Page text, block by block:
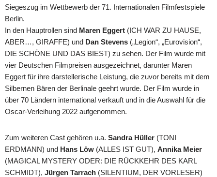
Siegeszug im Wettbewerb der 71. Internationalen Filmfestspiele
Berlin.
In den Hauptrollen sind Maren Eggert (ICH WAR ZU HAUSE,
ABER…, GIRAFFE) und Dan Stevens („Legion“, „Eurovision“,
DIE SCHÖNE UND DAS BIEST) zu sehen. Der Film wurde mit
vier Deutschen Filmpreisen ausgezeichnet, darunter Maren
Eggert für ihre darstellerische Leistung, die zuvor bereits mit dem
Silbernen Bären der Berlinale geehrt wurde. Der Film wurde in
über 70 Ländern international verkauft und in die Auswahl für die
Oscar-Verleihung 2022 aufgenommen.
Zum weiteren Cast gehören u.a. Sandra Hüller (TONI
ERDMANN) und Hans Löw (ALLES IST GUT), Annika Meier
(MAGICAL MYSTERY ODER: DIE RÜCKKEHR DES KARL
SCHMIDT), Jürgen Tarrach (SILENTIUM, DER VORLESER)